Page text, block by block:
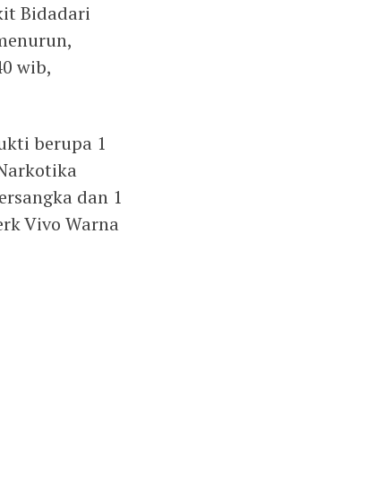
Bidadari
wib,
berupa 1
dan 1
Vivo Warna